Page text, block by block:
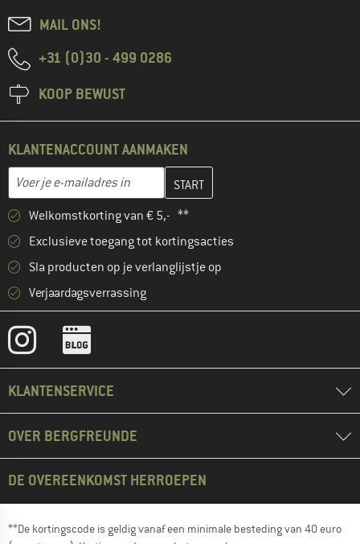
MAIL ONS!
+31 (0)30 - 499 0286
KOOP BEWUST
KLANTENACCOUNT AANMAKEN
E-mailadres
Vul je e-mailadres hier in en maak in de volgende stap je
Welkomstkorting van € 5,- **
Exclusieve toegang tot kortingsacties
Sla producten op je verlanglijstje op
Verjaardagsverrassing
KLANTENSERVICE
OVER BERGFREUNDE
DE OVEREENKOMST HERROEPEN
**De kortingscode is geldig vanaf een minimale besteding van 40 euro